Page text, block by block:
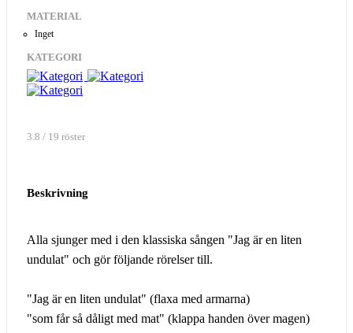
MATERIAL
Inget
KATEGORI
3.8 / 19 röster
Beskrivning
Alla sjunger med i den klassiska sången "Jag är en liten
undulat" och gör följande rörelser till.
"Jag är en liten undulat" (flaxa med armarna)
"som får så dåligt med mat" (klappa handen över magen)